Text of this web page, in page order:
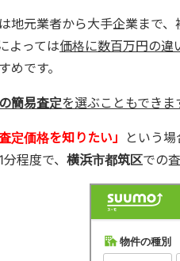
地元業者から大手企業まで
よっては価格に数百万円の違
めです。
簡易査定を選ぶこともできま
定価格を知りたい」
という場
分程度で、 横浜市都筑区での